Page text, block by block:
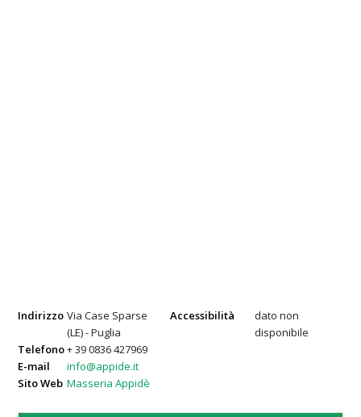
Indirizzo Via Case Sparse
(LE) - Puglia
Accessibilità
dato non
disponibile
Telefono+ 39 0836 427969
E-mail
info@appide.it
Sito Web Masseria Appidè